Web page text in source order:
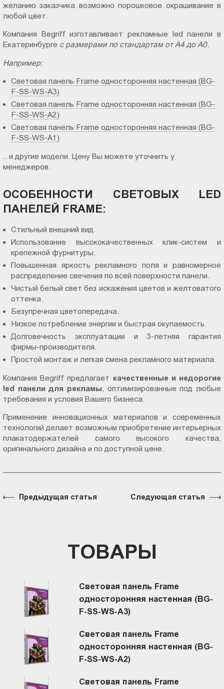
желанию заказчика возможно порошковое окрашивание в
любой цвет.
Компания Begriff изготавливает рекламные led панели в
Екатеринбурге с размерами по стандартам от А4 до А0.
Например:
Световая панель Frame односторонняя настенная (BG-
F-SS-WS-A3)
Световая панель Frame односторонняя настенная (BG-
F-SS-WS-A2)
Световая панель Frame односторонняя настенная (BG-
F-SS-WS-A1)
.. и другие модели. Цену Вы можете уточнить у
менеджеров.
ОСОБЕННОСТИ СВЕТОВЫХ LED
ПАНЕЛЕЙ FRAME:
Стильный внешний вид.
Использование высококачественных клик-систем и
крепежной фурнитуры.
Повышенная яркость рекламного поля и равномерное
распределение свечения по всей поверхности панели.
Чистый белый свет без искажения цветов и желтоватого
оттенка.
Безупречная цветопередача.
Низкое потребление энергии и быстрая окупаемость.
Долговечность эксплуатации и 3-летняя гарантия
фирмы-производителя.
Простой монтаж и легкая смена рекламного материала.
Компания Begriff предлагает качественные и недорогие
led панели для рекламы , оптимизированные под любые
требования и условия Вашего бизнеса.
Применение инновационных материалов и современных
технологий делает возможным приобретение интерьерных
плакатодержателей самого высокого качества,
оригинального дизайна и по доступной цене.
Предыдущая статья Следующая статья
ТОВАРЫ
Световая панель Frame
односторонняя настенная (BG-
F-SS-WS-A3)
Световая панель Frame
односторонняя настенная (BG-
F-SS-WS-A2)
Световая панель Frame